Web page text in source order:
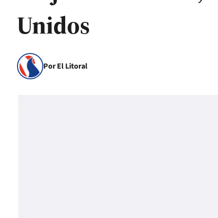
Unidos
Por El Litoral